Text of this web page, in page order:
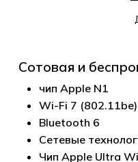
Сотовая и
чип Apple N1
Wi-Fi 7
Bluetooth 6
Сетевые
Чип Apple Ultra